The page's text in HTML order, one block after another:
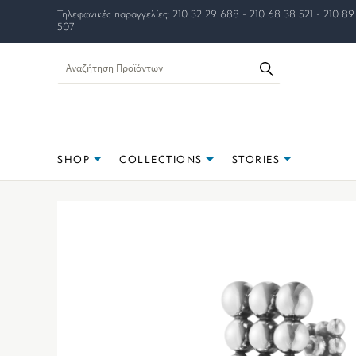
Τηλεφωνικές παραγγελίες: 210 32 29 688 - 210 68 38 521 - 210
507
SHOP COLLECTIONS STORIES